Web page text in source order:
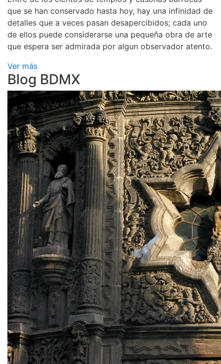
que se han conservado hasta hoy, hay una infinidad de
detalles que a veces pasan desapercibidos; cada uno
de ellos puede considerarse una pequeña obra de arte
que espera ser admirada por algun observador atento.
Ver más
Blog BDMX